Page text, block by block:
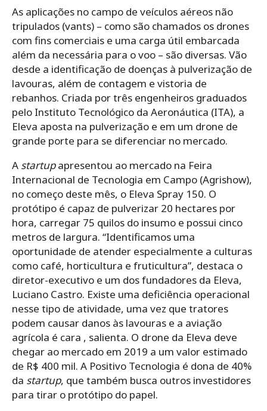
As aplicações no campo de veículos aéreos não
tripulados (vants) – como são chamados os drones
com fins comerciais e uma carga útil embarcada
além da necessária para o voo – são diversas. Vão
desde a identificação de doenças à pulverização de
lavouras, além de contagem e vistoria de
rebanhos. Criada por três engenheiros graduados
pelo Instituto Tecnológico da Aeronáutica (ITA), a
Eleva aposta na pulverização e em um drone de
grande porte para se diferenciar no mercado.
A startupapresentou ao mercado na Feira
Internacional de Tecnologia em Campo (Agrishow),
no começo deste mês, o Eleva Spray 150. O
protótipo é capaz de pulverizar 20 hectares por
hora, carregar 75 quilos do insumo e possui cinco
metros de largura. “Identificamos uma
oportunidade de atender especialmente a culturas
como café, horticultura e fruticultura”, destaca o
diretor-executivo e um dos fundadores da Eleva,
Luciano Castro. Existe uma deficiência operacional
nesse tipo de atividade, uma vez que tratores
podem causar danos às lavouras e a aviação
agrícola é cara , salienta. O drone da Eleva deve
chegar ao mercado em 2019 a um valor estimado
de R$ 400 mil. A Positivo Tecnologia é dona de 40%
da startup, que também busca outros investidores
para tirar o protótipo do papel.